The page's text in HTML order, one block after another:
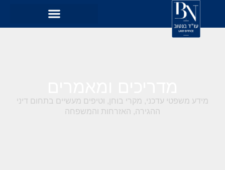
מידע משפטי עדכני, מקרי בוחן, וטיפים מעשיים בתחום דיני
ההגירה, האזרחות והמשפחה